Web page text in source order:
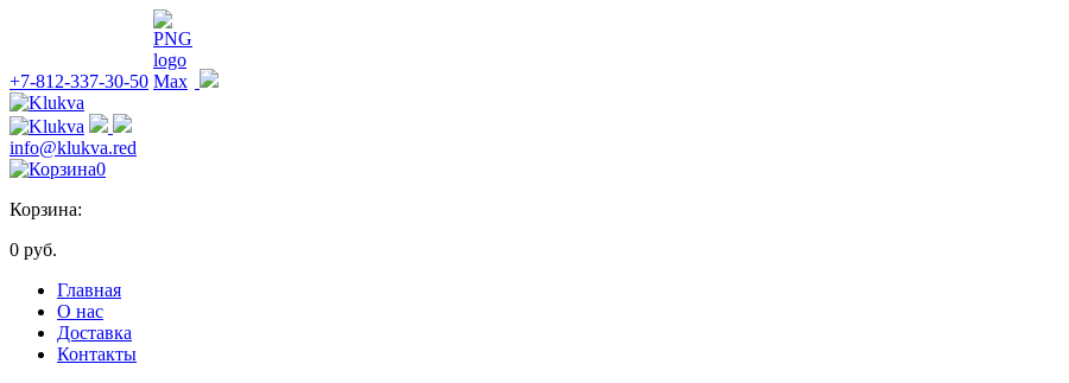
+7-812-337-30-50
info@klukva.red
0
Корзина:
0 руб.
Главная
О нас
Доставка
Контакты